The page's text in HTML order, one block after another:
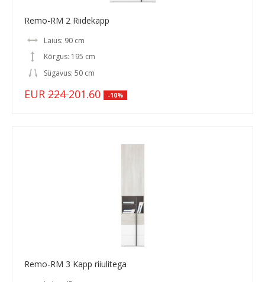
Remo-RM 2 Riidekapp
Laius: 90 cm
Kõrgus: 195 cm
Sügavus: 50 cm
EUR 224201.60 -10%
Remo-RM 3 Kapp riiulitega